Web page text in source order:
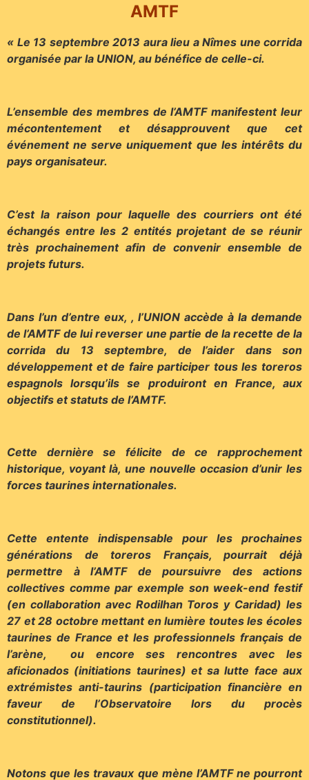
AMTF
« Le 13 septembre 2013 aura lieu a Nîmes une corrida
organisée par la UNION, au bénéfice de celle-ci.
L’ensemble des membres de l’AMTF manifestent leur
mécontentement et désapprouvent que cet
événement ne serve uniquement que les intérêts du
pays organisateur.
C’est la raison pour laquelle des courriers ont été
échangés entre les 2 entités projetant de se réunir
très prochainement afin de convenir ensemble de
projets futurs.
Dans l’un d’entre eux, , l’UNION accède à la demande
de l’AMTF de lui reverser une partie de la recette de la
corrida du 13 septembre, de l’aider dans son
développement et de faire participer tous les toreros
espagnols lorsqu’ils se produiront en France, aux
objectifs et statuts de l’AMTF.
Cette dernière se félicite de ce rapprochement
historique, voyant là, une nouvelle occasion d’unir les
forces taurines internationales.
Cette entente indispensable pour les prochaines
générations de toreros Français, pourrait déjà
permettre à l’AMTF de poursuivre des actions
collectives comme par exemple son week-end festif
(en collaboration avec Rodilhan Toros y Caridad) les
27 et 28 octobre mettant en lumière toutes les écoles
taurines de France et les professionnels français de
l’arène, ou encore ses rencontres avec les
aficionados (initiations taurines) et sa lutte face aux
extrémistes anti-taurins (participation financière en
faveur de l’Observatoire lors du procès
constitutionnel).
Notons que les travaux que mène l’AMTF ne pourront